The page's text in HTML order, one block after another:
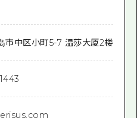
市中区小町5-7 温莎大厦2楼